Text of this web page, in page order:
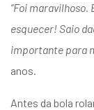
“Foi maravilhoso.
esquecer! Saio
importante para
anos.
Antes da bola